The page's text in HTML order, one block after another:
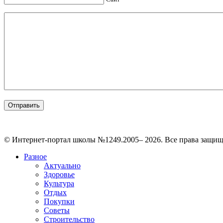
© Интернет-портал школы №1249.2005– 2026. Все права
Разное
Актуально
Здоровье
Культура
Отдых
Покупки
Советы
Строительство